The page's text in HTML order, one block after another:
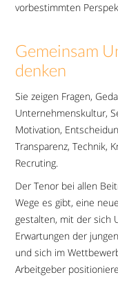
vorbestimmten
Gemeinsam
denken
Sie zeigen Fragen,
Unternehmenskultur,
Motivation,
Transparenz, Technik,
Recruting.
Der Tenor bei allen
Wege es gibt, eine
gestalten, mit der sich
Erwartungen der
und sich im
Arbeitgeber